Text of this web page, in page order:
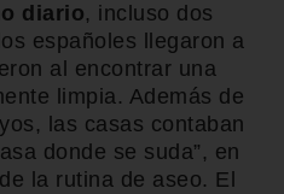
diario, incluso dos
españoles llegaron a
al encontrar una
limpia. Además de
las casas contaban
donde se suda”, en
la rutina de aseo. El